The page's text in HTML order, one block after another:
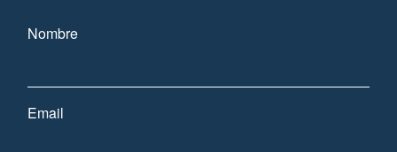
Nombre
Email